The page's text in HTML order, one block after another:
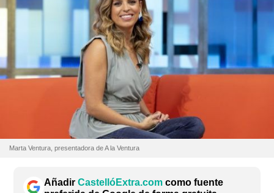
Marta Ventura, presentadora de A la Ventura
Añadir CastellóExtra.com como fuente